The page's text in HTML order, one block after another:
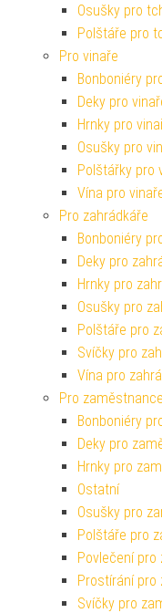
Osušky pro
Polštáře pro
Pro vinaře
Bonboniéry
Deky pro
Hrnky pro
Osušky pro
Polštářky pro
Vína pro
Pro zahrádkáře
Bonboniéry
Deky pro
Hrnky pro
Osušky pro
Polštáře pro
Svíčky pro
Vína pro
Pro zaměstnance
Bonboniéry
Deky pro
Hrnky pro
Ostatní
Osušky pro
Polštáře pro
Povlečení
Prostírání pro
Svíčky pro